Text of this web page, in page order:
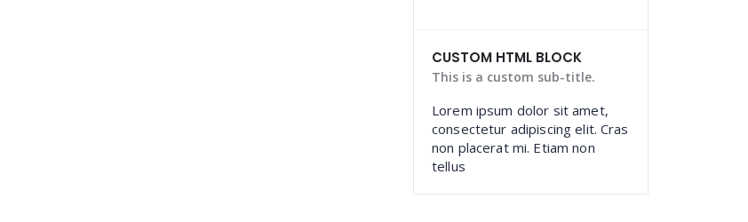
CUSTOM HTML BLOCK
This is a custom sub-title.
Lorem ipsum dolor sit amet,
consectetur adipiscing elit. Cras
non placerat mi. Etiam non
tellus